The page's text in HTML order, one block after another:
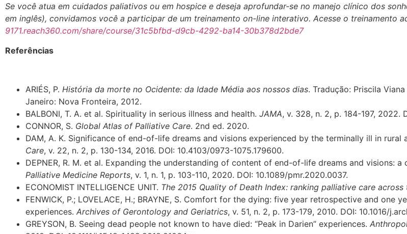
Se você atua em cuidados paliativos ou em hospice e deseja aprofundar-se no manejo clínico dos
em inglês), convidamos você a participar de um treinamento on-line interativo. Acesse o treinamento
9171.reach360.com/share/course/31c5bfbd-d9cb-4292-ba14-30b378d2bde7
Referências
ARIÉS, P. História da morte no Ocidente: da Idade Média aos nossos dias. Tradução: Priscila
Janeiro: Nova Fronteira, 2012.
BALBONI, T. A. et al. Spirituality in serious illness and health. JAMA, v. 328, n. 2, p. 184-197, 2022.
CONNOR, S. Global Atlas of Palliative Care. 2nd ed. 2020.
DAM, A. K. Significance of end-of-life dreams and visions experienced by the terminally ill in rural
Care, v. 22, n. 2, p. 130-134, 2016. DOI: 10.4103/0973-1075.179600.
DEPNER, R. M. et al. Expanding the understanding of content of end-of-life dreams and visions: a
Palliative Medicine Reports, v. 1, n. 1, p. 103-110, 2020. DOI: 10.1089/pmr.2020.0037.
ECONOMIST INTELLIGENCE UNIT. The 2015 Quality of Death Index: ranking palliative care
FENWICK, P.; LOVELACE, H.; BRAYNE, S. Comfort for the dying: five year retrospective and one
experiences. Archives of Gerontology and Geriatrics, v. 51, n. 2, p. 173-179, 2010. DOI: 10.1016/
GREYSON, B. Seeing dead people not known to have died: “Peak in Darien” experiences.